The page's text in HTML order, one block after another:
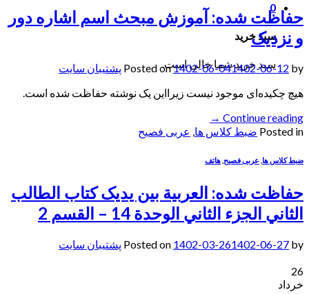
0
سبد خرید
سبد خرید شما خالی است.
حفاظت شده: آموزش مبحث اسم اشاره دور
و نزدیک
Posted on1402-06-041402-06-12 by
پشتیبان سایت
هیچ چکیده‌ای موجود نیست زیرا‌این یک نوشته حفاظت شده است.
Continue reading
→
Posted in ضبط کلاس ها, عربی فصیح
ضبط کلاس ها عربی فصیح هاتف
حفاظت شده: العربیة بین یدیک کتاب الطالب
الثاني الجزء الثاني الوحدة 14 – القسم 2
Posted on 1402-03-261402-06-27 by پشتیبان سایت
26
خرداد